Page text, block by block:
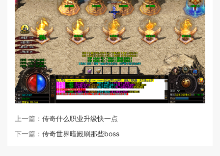
上一篇： 传奇什么职业升级快一点
下一篇： 传奇世界暗殿刷那些boss